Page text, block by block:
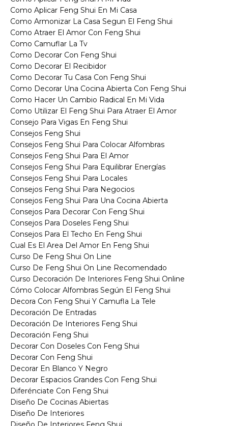
Como Aplicar Feng Shui En Mi Casa
Como Armonizar La Casa Segun El Feng Shui
Como Atraer El Amor Con Feng Shui
Como Camuflar La Tv
Como Decorar Con Feng Shui
Como Decorar El Recibidor
Como Decorar Tu Casa Con Feng Shui
Como Decorar Una Cocina Abierta Con Feng Shui
Como Hacer Un Cambio Radical En Mi Vida
Como Utilizar El Feng Shui Para Atraer El Amor
Consejo Para Vigas En Feng Shui
Consejos Feng Shui
Consejos Feng Shui Para Colocar Alfombras
Consejos Feng Shui Para El Amor
Consejos Feng Shui Para Equilibrar Energías
Consejos Feng Shui Para Locales
Consejos Feng Shui Para Negocios
Consejos Feng Shui Para Una Cocina Abierta
Consejos Para Decorar Con Feng Shui
Consejos Para Doseles Feng Shui
Consejos Para El Techo En Feng Shui
Cual Es El Area Del Amor En Feng Shui
Curso De Feng Shui On Line
Curso De Feng Shui On Line Recomendado
Curso Decoración De Interiores Feng Shui Online
Cómo Colocar Alfombras Según El Feng Shui
Decora Con Feng Shui Y Camufla La Tele
Decoración De Entradas
Decoración De Interiores Feng Shui
Decoración Feng Shui
Decorar Con Doseles Con Feng Shui
Decorar Con Feng Shui
Decorar En Blanco Y Negro
Decorar Espacios Grandes Con Feng Shui
Diferénciate Con Feng Shui
Diseño De Cocinas Abiertas
Diseño De Interiores